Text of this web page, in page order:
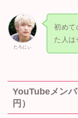
たろにぃ
初めて
た人は
YouTubeメン
円）